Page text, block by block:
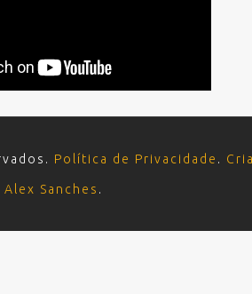
Política de Privacidade .
Alex Sanches .